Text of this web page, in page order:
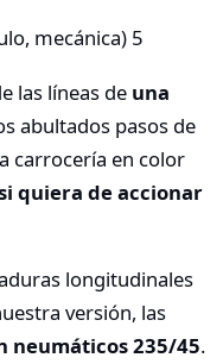
las líneas de una
abultados pasos de
carrocería en color
quiera de accionar
longitudinales
versión, las
neumáticos 235/45.